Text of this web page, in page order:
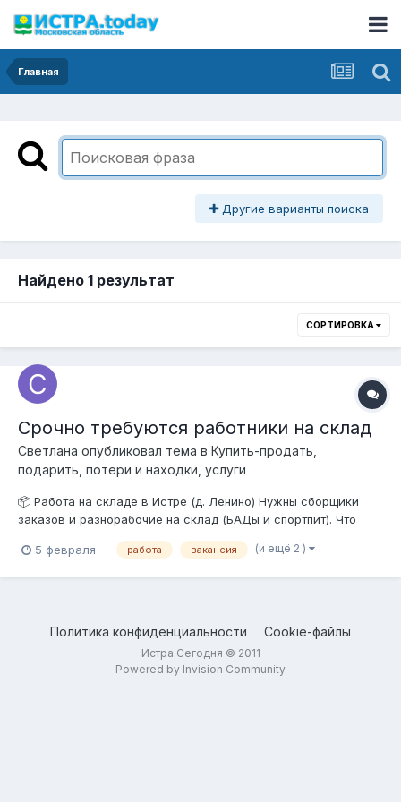
Главная
Другие варианты поиска
Найдено 1 результат
СОРТИРОВКА
Срочно требуются работники на склад
Светлана опубликовал тема в Купить-продать,
подарить, потери и находки, услуги
📦 Работа на складе в Истре (д. Ленино) Нужны сборщики
заказов и разнорабочие на склад (БАДы и спортпит). Что
в месяц. ✅ График: 6/1, с 9:00 до 19:00 (9-часовой день). ✅
5 февраля работа вакансия (и ещё 2 )
Политика конфиденциальности Cookie-файлы
Истра.Сегодня © 2011
Powered by Invision Community